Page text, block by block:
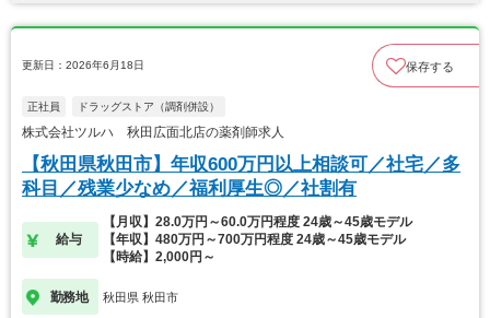
更新日：2026年6月18日 保存する
正社員 ドラッグストア（調剤併設）
株式会社ツルハ 秋田広面北店の薬剤師求人
【秋田県秋田市】年収600万円以上相談可／社宅／多
科目／残業少なめ／福利厚生◎／社割有
給与
【月収】28.0万円～60.0万円程度 24歳～45歳モデル
【年収】480万円～700万円程度 24歳～45歳モデル
【時給】2,000円～
勤務地 秋田県 秋田市